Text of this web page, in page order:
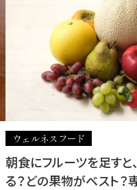
ウェルネスフード
朝食にフルーツを足すと
る？どの果物がベスト